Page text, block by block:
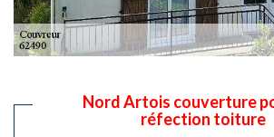
Nord Artois couverture
réfection toiture